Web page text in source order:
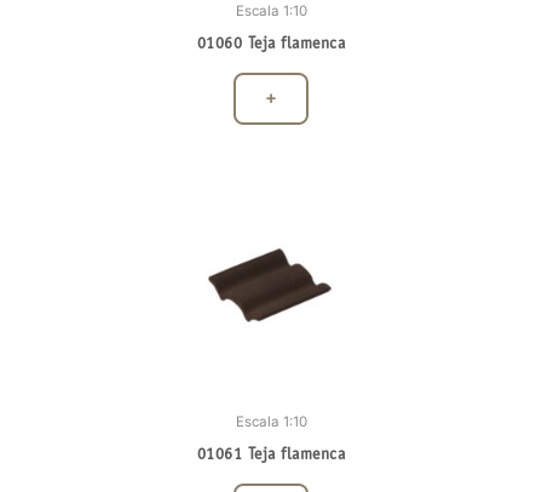
Escala 1:10
01060 Teja flamenca
+
Escala 1:10
01061 Teja flamenca